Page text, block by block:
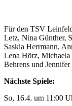
Für den TSV
Letz, Nina Günther,
Saskia Herrmann,
Lena Hörz,
Behrens und
Nächste Spiele:
So, 16.4. um 11:00